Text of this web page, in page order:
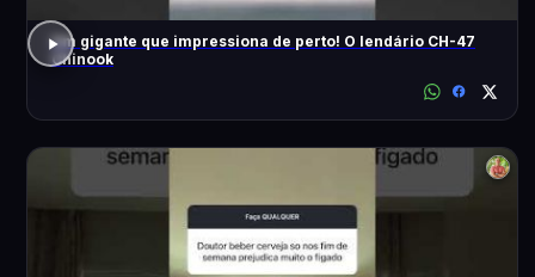
Um gigante que impressiona de perto! O lendário CH-47
Chinook